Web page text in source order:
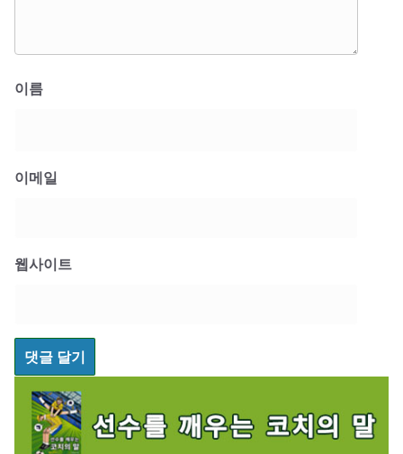
이름
이메일
웹사이트